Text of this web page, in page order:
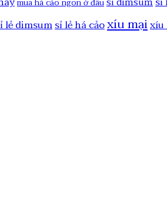
lẻ dimsumsỉ lẻ há cảoxíu mạixíu